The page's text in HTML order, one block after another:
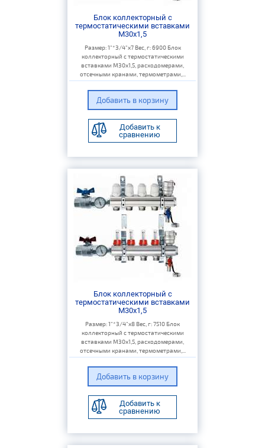
Блок коллекторный с
термостатическими вставками
M30x1,5
Размер: 1"*3/4"х7 Вес, г: 6900 Блок
коллекторный с термостатическими
вставками M30x1,5, расходомерами,
отсечными кранами, термометрами,...
Добавить к
сравнению
Блок коллекторный с
термостатическими вставками
M30x1,5
Размер: 1"*3/4"х8 Вес, г: 7510 Блок
коллекторный с термостатическими
вставками M30x1,5, расходомерами,
отсечными кранами, термометрами,...
Добавить к
сравнению